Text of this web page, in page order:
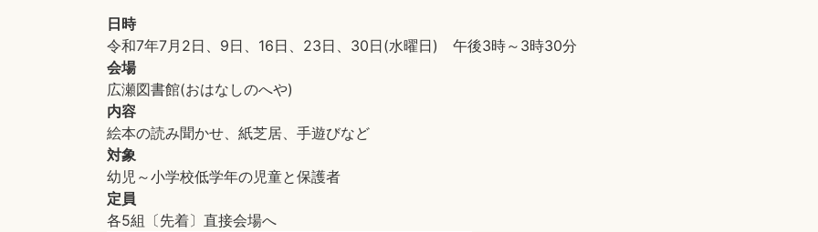
日時
令和7年7月2日、9日、16日、23日、30日(水曜日) 午後3時～3時30分
会場
広瀬図書館(おはなしのへや)
内容
絵本の読み聞かせ、紙芝居、手遊びなど
対象
幼児～小学校低学年の児童と保護者
定員
各5組〔先着〕直接会場へ